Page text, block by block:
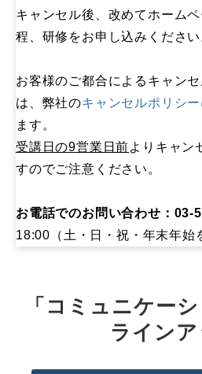
キャンセル後、改めてホーム
程、研修をお申し込みください
お客様のご都合によるキャン
は、弊社のキャンセルポリシー
ます。
受講日の9営業日前よりキャン
すのでご注意ください。
お電話でのお問い合わせ：03-
18:00（土・日・祝・年末年始
「コミュニケー
ライン